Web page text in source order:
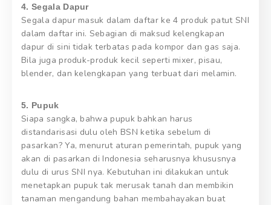
4. Segala Dapur
Segala dapur masuk dalam daftar ke 4 produk patut SNI
dalam daftar ini. Sebagian di maksud kelengkapan
dapur di sini tidak terbatas pada kompor dan gas saja.
Bila juga produk-produk kecil seperti mixer, pisau,
blender, dan kelengkapan yang terbuat dari melamin.
5. Pupuk
Siapa sangka, bahwa pupuk bahkan harus
distandarisasi dulu oleh BSN ketika sebelum di
pasarkan? Ya, menurut aturan pemerintah, pupuk yang
akan di pasarkan di Indonesia seharusnya khususnya
dulu di urus SNI nya. Kebutuhan ini dilakukan untuk
menetapkan pupuk tak merusak tanah dan membikin
tanaman mengandung bahan membahayakan buat